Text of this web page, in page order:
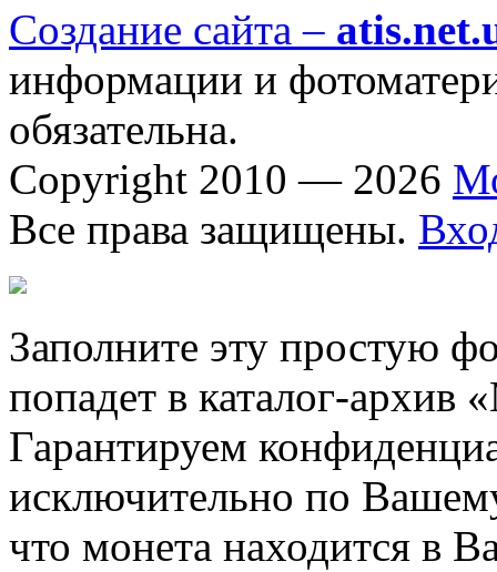
Создание сайта –
информации и
обязательна.
Copyright 2010 — 2026
Все права защищены.
Заполните эту простую
попадет в каталог-архив
Гарантируем
исключительно по
что монета находится в